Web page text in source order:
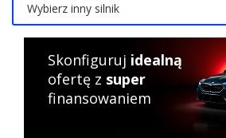
Wybierz inny silnik
Skonfiguruj idealną
ofertę z super
finansowaniem